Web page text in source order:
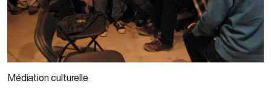
Médiation culturelle